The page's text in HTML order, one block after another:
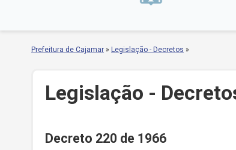
Prefeitura de Cajamar » Legislação - Decretos »
Legislação -
Decreto 220 de 1966